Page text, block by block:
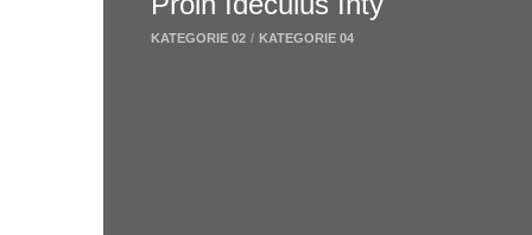
KATEGORIE 02 / KATEGORIE 04